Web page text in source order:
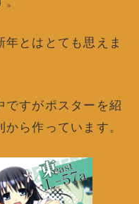
とはとても思えま
ですがポスターを紹
ら作っています。